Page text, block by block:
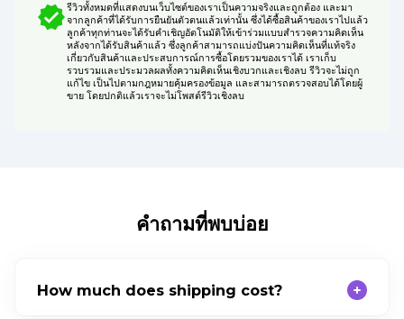
รีวิวทั้งหมดที่แสดงบนเว็บไซต์ของเราเป็นความจริงและถูกต้อง และมา
จากลูกค้าที่ได้รับการยืนยันตัวตนแล้วเท่านั้น ซึ่งได้ซื้อสินค้าของเราไปแล้ว
ลูกค้าทุกท่านจะได้รับคำเชิญอัตโนมัติให้เข้าร่วมแบบสำรวจความคิดเห็น
หลังจากได้รับสินค้าแล้ว ซึ่งลูกค้าสามารถแบ่งปันความคิดเห็นที่แท้จริง
เกี่ยวกับสินค้าและประสบการณ์การซื้อโดยรวมของเราได้ เราเก็บ
รวบรวมและประมวลผลทั้งความคิดเห็นเชิงบวกและเชิงลบ รีวิวจะไม่ถูก
แก้ไข เป็นไปตามกฎหมายคุ้มครองข้อมูล และสามารถตรวจสอบได้โดยผู้
ขาย โดยปกติแล้วเราจะไม่โพสต์รีวิวเชิงลบ
คำถามที่พบบ่อย
How much does shipping cost?